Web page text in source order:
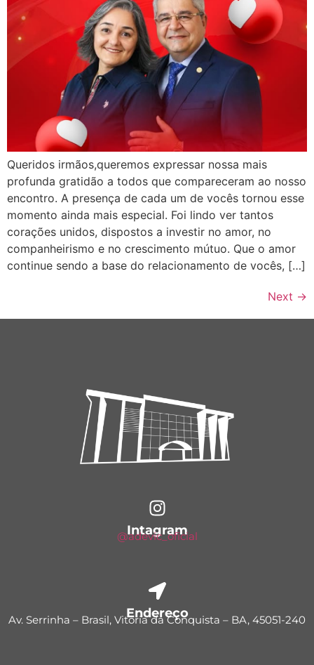
Queridos irmãos,queremos expressar nossa mais
profunda gratidão a todos que compareceram ao nosso
encontro. A presença de cada um de vocês tornou esse
momento ainda mais especial. Foi lindo ver tantos
corações unidos, dispostos a investir no amor, no
companheirismo e no crescimento mútuo. Que o amor
continue sendo a base do relacionamento de vocês, […]
Next →
Intagram
@adevic_oficial
Endereço
Av. Serrinha – Brasil, Vitória da Conquista – BA, 45051-240